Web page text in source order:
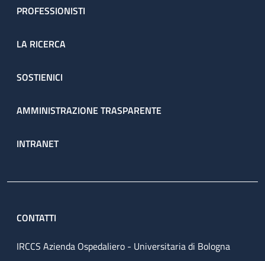
PROFESSIONISTI
LA RICERCA
SOSTIENICI
AMMINISTRAZIONE TRASPARENTE
INTRANET
CONTATTI
IRCCS Azienda Ospedaliero - Universitaria di Bologna